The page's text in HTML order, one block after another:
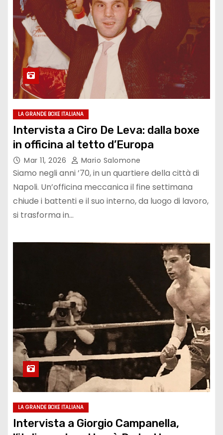
LA GRANDE BOXE ITALIANA
Intervista a Ciro De Leva: dalla boxe
in officina al tetto d’Europa
Mar 11, 2026 Mario Salomone
Siamo negli anni ’70, in un quartiere della città di
Napoli. Un’officina meccanica il fine settimana
chiude i battenti e il suo interno, da luogo di lavoro,
si trasforma in…
LA GRANDE BOXE ITALIANA
Intervista a Giorgio Campanella,